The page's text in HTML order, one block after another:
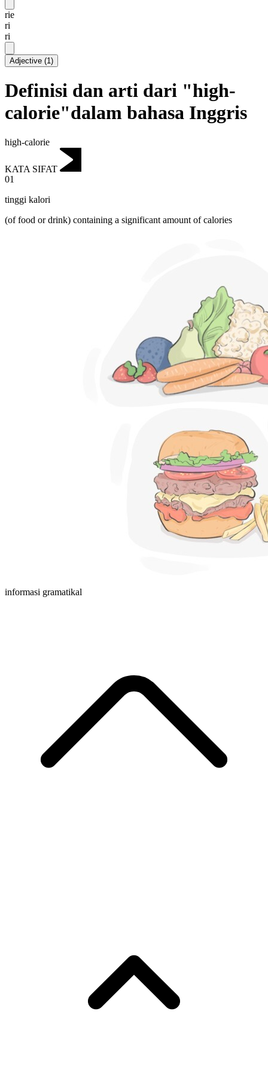
rie
ri
ri
Adjective (1)
Definisi dan arti dari "high-
calorie"dalam bahasa Inggris
high-calorie
KATA SIFAT
01
tinggi kalori
(of food or drink) containing a significant amount of calories
informasi gramatikal